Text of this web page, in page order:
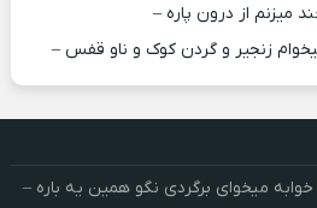
میزنم از درون پاره –
زﻧﺠﻴﺮ و ﮔﺮدن ﻛﻮک و ﻧﺎو ﻗﻔﺲ –
میخوای برگردی نگو همین یه باره –